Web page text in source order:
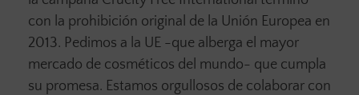
con la prohibición original de la Unión Europea en
2013. Pedimos a la UE -que alberga el mayor
mercado de cosméticos del mundo- que cumpla
su promesa. Estamos orgullosos de colaborar con